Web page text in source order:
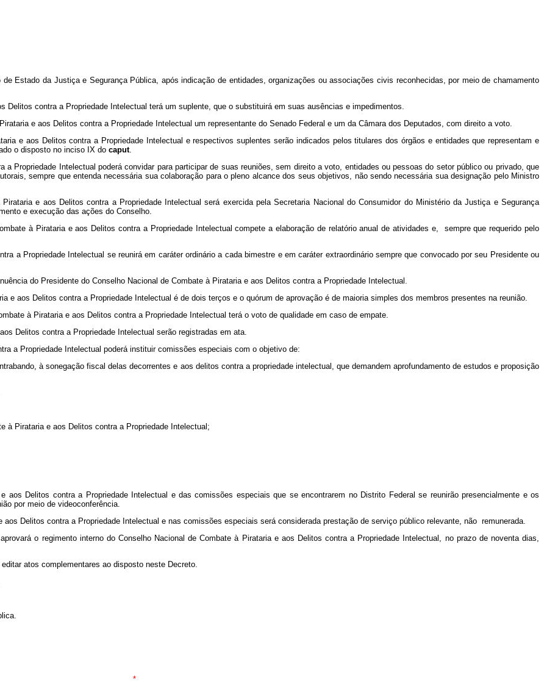
Estado da Justiça e Segurança Pública, após indicação de entidades, organizações ou associações civis reconhecidas, por meio de chamamento
Delitos contra a Propriedade Intelectual terá um suplente, que o substituirá em suas ausências e impedimentos.
e aos Delitos contra a Propriedade Intelectual um representante do Senado Federal e um da Câmara dos Deputados, com direito a voto.
e aos Delitos contra a Propriedade Intelectual e respectivos suplentes serão indicados pelos titulares dos órgãos e entidades que representam e
o disposto no inciso IX do caput.
Propriedade Intelectual poderá convidar para participar de suas reuniões, sem direito a voto, entidades ou pessoas do setor público ou privado, que
sempre que entenda necessária sua colaboração para o pleno alcance dos seus objetivos, não sendo necessária sua designação pelo Ministro
e aos Delitos contra a Propriedade Intelectual será exercida pela Secretaria Nacional do Consumidor do Ministério da Justiça e Segurança
e execução das ações do Conselho.
à Pirataria e aos Delitos contra a Propriedade Intelectual compete a elaboração de relatório anual de atividades e, sempre que requerido pelo
a Propriedade Intelectual se reunirá em caráter ordinário a cada bimestre e em caráter extraordinário sempre que convocado por seu Presidente ou
do Presidente do Conselho Nacional de Combate à Pirataria e aos Delitos contra a Propriedade Intelectual.
e aos Delitos contra a Propriedade Intelectual é de dois terços e o quórum de aprovação é de maioria simples dos membros presentes na reunião.
à Pirataria e aos Delitos contra a Propriedade Intelectual terá o voto de qualidade em caso de empate.
Delitos contra a Propriedade Intelectual serão registradas em ata.
a Propriedade Intelectual poderá instituir comissões especiais com o objetivo de:
à sonegação fiscal delas decorrentes e aos delitos contra a propriedade intelectual, que demandem aprofundamento de estudos e proposição
à Pirataria e aos Delitos contra a Propriedade Intelectual;
Delitos contra a Propriedade Intelectual e das comissões especiais que se encontrarem no Distrito Federal se reunirão presencialmente e os
por meio de videoconferência.
Delitos contra a Propriedade Intelectual e nas comissões especiais será considerada prestação de serviço público relevante, não remunerada.
o regimento interno do Conselho Nacional de Combate à Pirataria e aos Delitos contra a Propriedade Intelectual, no prazo de noventa dias,
atos complementares ao disposto neste Decreto.
*